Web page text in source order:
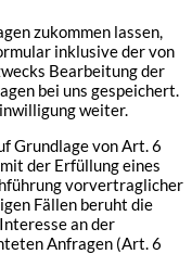
zukommen lassen,
inklusive der von
Bearbeitung der
bei uns gespeichert.
weiter.
Grundlage von Art. 6
der Erfüllung eines
vorvertraglicher
Fällen beruht die
an der
Anfragen (Art. 6